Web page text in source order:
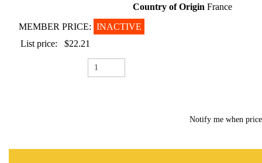
Country of Origin France
MEMBER PRICE: INACTIVE
List price:
$22.21
Notify me when